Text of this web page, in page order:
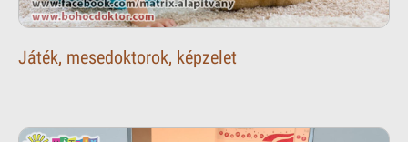
Játék, mesedoktorok, képzelet